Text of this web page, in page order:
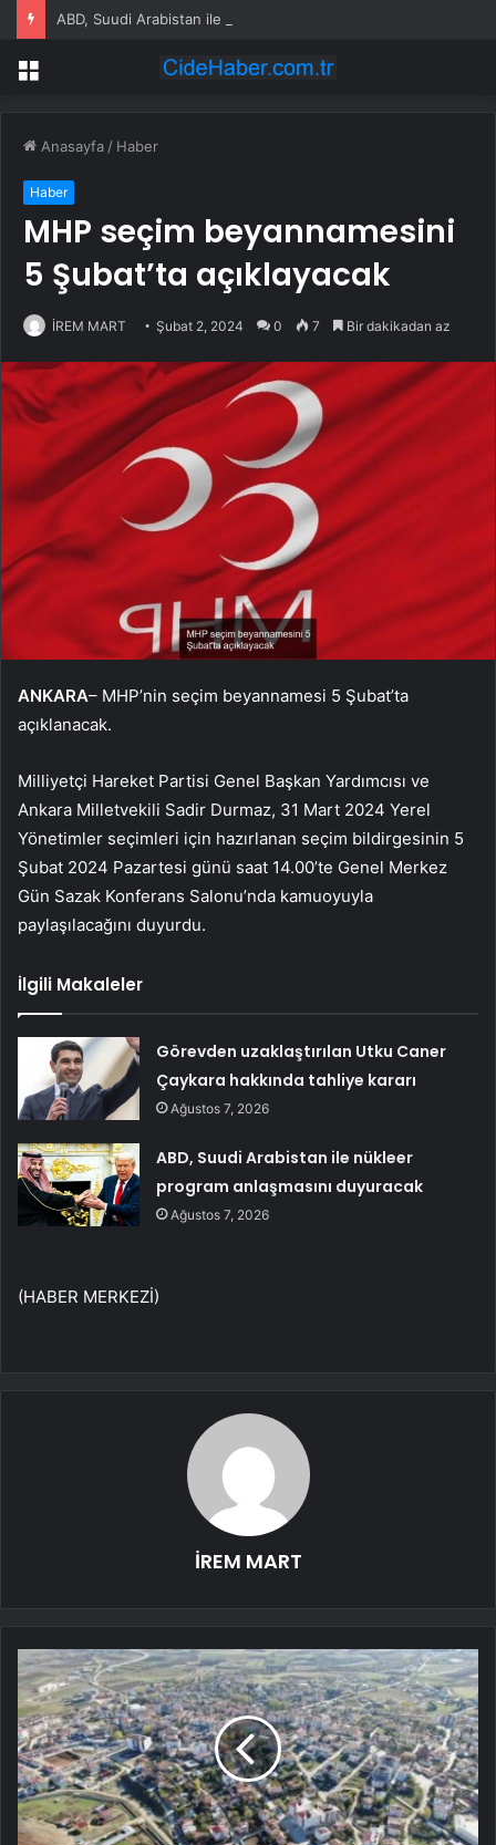
Menü
Anasayfa / Haber
Haber
MHP seçim beyannamesini
5 Şubat’ta açıklayacak
İREM MART Şubat 2, 2024 0 7 Bir dakikadan az
ANKARA– MHP’nin seçim beyannamesi 5 Şubat’ta
açıklanacak.
Milliyetçi Hareket Partisi Genel Başkan Yardımcısı ve
Ankara Milletvekili Sadir Durmaz, 31 Mart 2024 Yerel
Yönetimler seçimleri için hazırlanan seçim bildirgesinin 5
Şubat 2024 Pazartesi günü saat 14.00’te Genel Merkez
Gün Sazak Konferans Salonu’nda kamuoyuyla
paylaşılacağını duyurdu.
İlgili Makaleler
Görevden uzaklaştırılan Utku Caner
Çaykara hakkında tahliye kararı
Ağustos 7, 2026
ABD, Suudi Arabistan ile nükleer
program anlaşmasını duyuracak
Ağustos 7, 2026
(HABER MERKEZİ)
İREM MART